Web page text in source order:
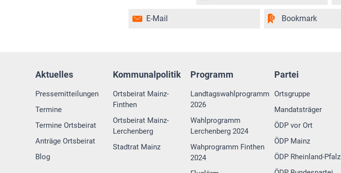
E-Mail Bookmark
Aktuelles
Pressemitteilungen
Termine
Termine Ortsbeirat
Anträge Ortsbeirat
Blog
Kommunalpolitik
Ortsbeirat Mainz-
Finthen
Ortsbeirat Mainz-
Lerchenberg
Stadtrat Mainz
Programm
Landtagswahlprogramm
2026
Wahlprogramm
Lerchenberg 2024
Wahprogramm Finthen
2024
Partei
Ortsgruppe
Mandatsträger
ÖDP vor Ort
ÖDP Mainz
ÖDP Rheinland-Pfalz